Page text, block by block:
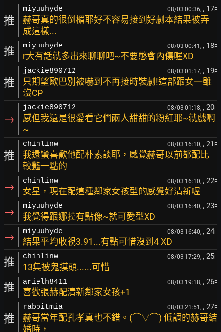
推
miyuuhyde 08/03 00:36, , 17F
赫哥真的很倒楣耶好不容易接到好劇本結果被弄
成這樣...
推 miyuuhyde 08/03 00:41, , 18F
r大有話就多出來聊聊吧~不要憋會內傷喔XD
推
jackie890712 08/03 01:17, , 19F
只期望歐巴別被嚇到不再接時裝劇!這部跟女一雖
沒CP
→
jackie890712 08/03 01:18, , 20F
感但我還是很愛看它們兩人甜甜的粉紅耶~就戲啊
~
推
chinlinw 08/03 16:10, , 21 F
我還蠻喜歡他配朴素談耶，感覺赫哥以前都配比
較豔一點的
→ chinlinw 08/03 16:10, , 22F
女星，現在配這種鄰家女孩型的感覺好清新喔
→ miyuuhyde 08/03 16:40, , 23F
我覺得跟娜拉有點像~就可愛型XD
→ miyuuhyde 08/03 16:40, , 24F
結果平均收視3.91...有點可惜沒到4 XD
推 chinlinw 08/03 17:29, , 25F
13集被鬼摸頭......可惜
推 arielh8411 08/03 19:18, , 26F
喜歡張赫配清新鄰家女孩+1
推
rabbitmia 08/03 21:51, , 27F
赫哥當年配孔孝真也不錯。(⌒▽⌒) 低調的赫哥結
婚時，